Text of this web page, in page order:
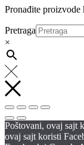
Pronađite proizvode
Pretraga
×
Poštovani, ovaj sajt
ovaj sajt koristi